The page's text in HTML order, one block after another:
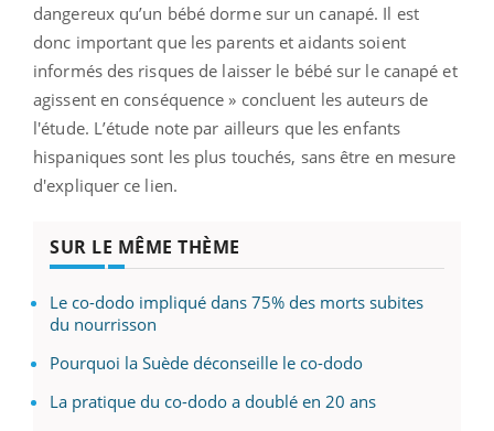
dangereux qu’un bébé dorme sur un canapé. Il est
donc important que les parents et aidants soient
informés des risques de laisser le bébé sur le canapé et
agissent en conséquence » concluent les auteurs de
l'étude. L’étude note par ailleurs que les enfants
hispaniques sont les plus touchés, sans être en mesure
d'expliquer ce lien.
SUR LE MÊME THÈME
Le co-dodo impliqué dans 75% des morts subites
du nourrisson
Pourquoi la Suède déconseille le co-dodo
La pratique du co-dodo a doublé en 20 ans